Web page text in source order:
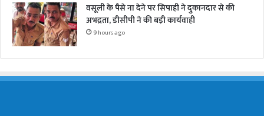
वसूली के पैसे ना देने पर सिपाही ने दुकानदार से की
अभद्रता, डीसीपी ने की बड़ी कार्यवाही
9 hours ago